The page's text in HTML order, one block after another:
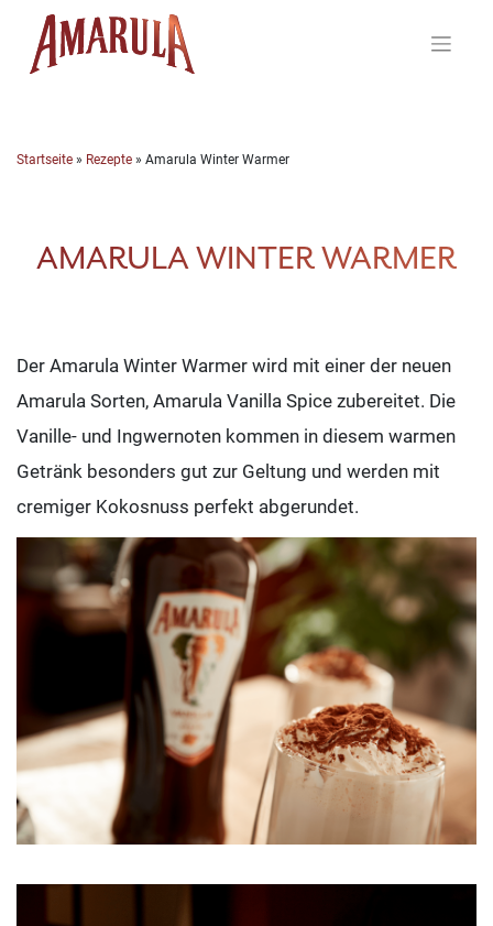
content
Startseite » Rezepte » Amarula Winter Warmer
AMARULA WINTER WARMER
Der Amarula Winter Warmer wird mit einer der neuen
Amarula Sorten, Amarula Vanilla Spice zubereitet. Die
Vanille- und Ingwernoten kommen in diesem warmen
Getränk besonders gut zur Geltung und werden mit
cremiger Kokosnuss perfekt abgerundet.